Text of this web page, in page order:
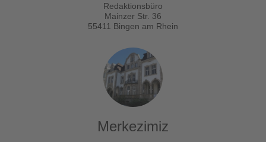
Redaktionsbüro
Mainzer Str. 36
55411 Bingen am Rhein
Merkezimiz